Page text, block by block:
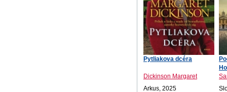
Pytliakova dcéra
Dickinson Margaret
Arkus, 2025